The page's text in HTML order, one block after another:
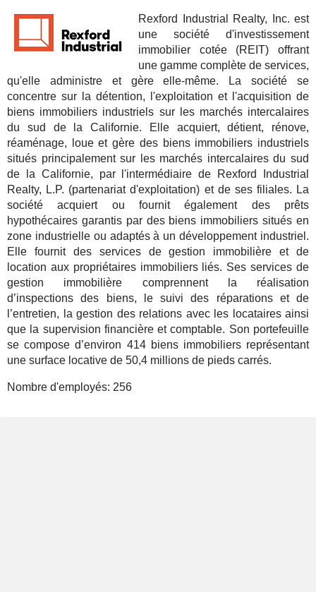
Rexford Industrial Realty, Inc. est
une société d'investissement
immobilier cotée (REIT) offrant
une gamme complète de services,
qu'elle administre et gère elle-même. La société se
concentre sur la détention, l'exploitation et l'acquisition de
biens immobiliers industriels sur les marchés intercalaires
du sud de la Californie. Elle acquiert, détient, rénove,
réaménage, loue et gère des biens immobiliers industriels
situés principalement sur les marchés intercalaires du sud
de la Californie, par l'intermédiaire de Rexford Industrial
Realty, L.P. (partenariat d'exploitation) et de ses filiales. La
société acquiert ou fournit également des prêts
hypothécaires garantis par des biens immobiliers situés en
zone industrielle ou adaptés à un développement industriel.
Elle fournit des services de gestion immobilière et de
location aux propriétaires immobiliers liés. Ses services de
gestion immobilière comprennent la réalisation
d’inspections des biens, le suivi des réparations et de
l’entretien, la gestion des relations avec les locataires ainsi
que la supervision financière et comptable. Son portefeuille
se compose d’environ 414 biens immobiliers représentant
une surface locative de 50,4 millions de pieds carrés.
Nombre d'employés: 256